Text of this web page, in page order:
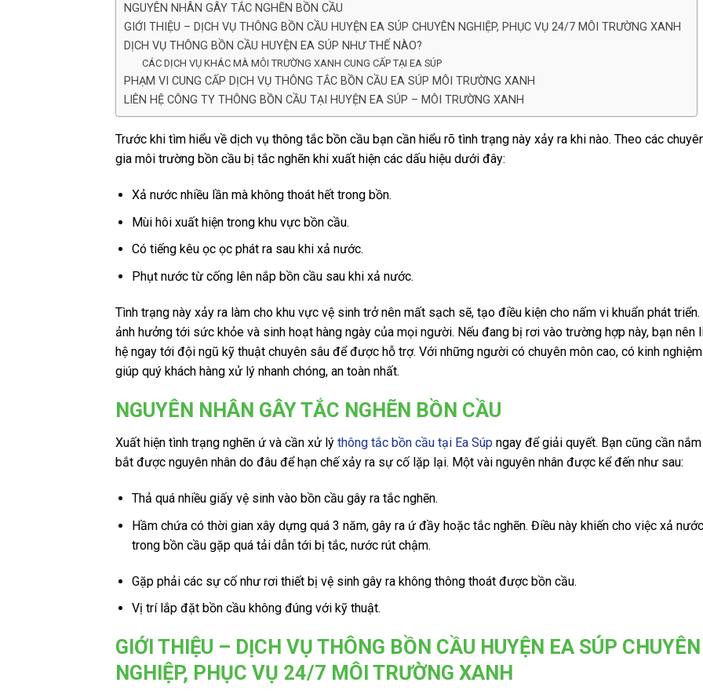
NGUYÊN NHÂN GÂY TẮC NGHẼN BỒN CẦU
GIỚI THIỆU – DỊCH VỤ THÔNG BỒN CẦU HUYỆN EA SÚP CHUYÊN NGHIỆP, PHỤC VỤ 24/7 MÔI TRƯỜNG XANH
DỊCH VỤ THÔNG BỒN CẦU HUYỆN EA SÚP NHƯ THẾ NÀO?
CÁC DỊCH VỤ KHÁC MÀ MÔI TRƯỜNG XANH CUNG CẤP TẠI EA SÚP
PHẠM VI CUNG CẤP DỊCH VỤ THÔNG TẮC BỒN CẦU EA SÚP MÔI TRƯỜNG XANH
LIÊN HỆ CÔNG TY THÔNG BỒN CẦU TẠI HUYỆN EA SÚP – MÔI TRƯỜNG XANH
Trước khi tìm hiểu về dịch vụ thông tắc bồn cầu bạn cần hiểu rõ tình trạng này xảy ra khi nào. Theo các
gia môi trường bồn cầu bị tắc nghẽn khi xuất hiện các dấu hiệu dưới đây:
Xả nước nhiều lần mà không thoát hết trong bồn.
Mùi hôi xuất hiện trong khu vực bồn cầu.
Có tiếng kêu ọc ọc phát ra sau khi xả nước.
Phụt nước từ cống lên nắp bồn cầu sau khi xả nước.
Tình trạng này xảy ra làm cho khu vực vệ sinh trở nên mất sạch sẽ, tạo điều kiện cho nấm vi khuẩn phát triển.
ảnh hưởng tới sức khỏe và sinh hoạt hàng ngày của mọi người. Nếu đang bị rơi vào trường hợp này, bạn nên
hệ ngay tới đội ngũ kỹ thuật chuyên sâu để được hỗ trợ. Với những người có chuyên môn cao, có kinh
giúp quý khách hàng xử lý nhanh chóng, an toàn nhất.
NGUYÊN NHÂN GÂY TẮC NGHẼN BỒN CẦU
Xuất hiện tình trạng nghẽn ứ và cần xử lý thông tắc bồn cầu tại Ea Súp ngay để giải quyết. Bạn cũng cần nắm
bắt được nguyên nhân do đâu để hạn chế xảy ra sự cố lặp lại. Một vài nguyên nhân được kể đến như sau:
Thả quá nhiều giấy vệ sinh vào bồn cầu gây ra tắc nghẽn.
Hầm chứa có thời gian xây dựng quá 3 năm, gây ra ứ đầy hoặc tắc nghẽn. Điều này khiến cho việc xả nước
trong bồn cầu gặp quá tải dẫn tới bị tắc, nước rút chậm.
Gặp phải các sự cố như rơi thiết bị vệ sinh gây ra không thông thoát được bồn cầu.
Vị trí lắp đặt bồn cầu không đúng với kỹ thuật.
GIỚI THIỆU – DỊCH VỤ THÔNG BỒN CẦU HUYỆN EA SÚP CHUYÊN
NGHIỆP, PHỤC VỤ 24/7 MÔI TRƯỜNG XANH